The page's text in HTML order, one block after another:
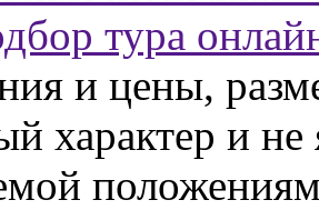
тура
и цены,
характер и